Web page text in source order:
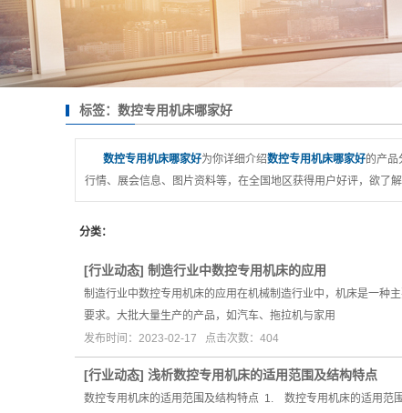
标签：数控专用机床哪家好
数控专用机床哪家好为你详细介绍数控专用机床哪家好的产品
行情、展会信息、图片资料等，在全国地区获得用户好评，欲了
分类：
[行业动态] 制造行业中数控专用机床的应用
制造行业中数控专用机床的应用在机械制造行业中，机床是一
要求。大批大量生产的产品，如汽车、拖拉机与家用
发布时间：2023-02-17 点击次数：404
[行业动态] 浅析数控专用机床的适用范围及结构特点
数控专用机床的适用范围及结构特点 1. 数控专用机床的适用